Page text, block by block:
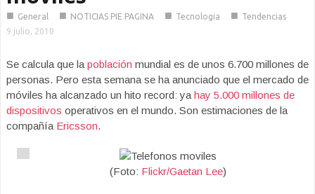
■ General ■ NOTICIAS PIE PAGINA ■ Tecnologia ■ Tendencias
9 julio, 2010
Se calcula que la población mundial es de unos 6.700 millones de
personas. Pero esta semana se ha anunciado que el mercado de
móviles ha alcanzado un hito record: ya hay 5.000 millones de
dispositivos operativos en el mundo. Son estimaciones de la
compañía Ericsson.
(Foto: Flickr/Gaetan Lee)